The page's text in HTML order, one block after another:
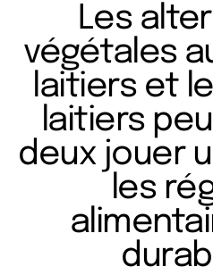
Les
végétales
laitiers et
laitiers
deux jouer
les